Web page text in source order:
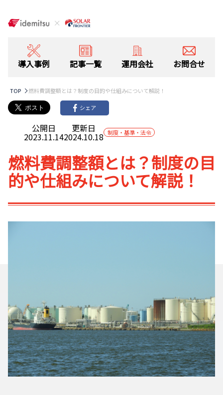
導入事例 記事一覧 運用会社 お問合せ
TOP 燃料費調整額とは？制度の目的や仕組みについて解説！
シェア
公開日
2023.11.14
更新日
2024.10.18 制度・基準・法令
燃料費調整額とは？制度の目
的や仕組みについて解説！